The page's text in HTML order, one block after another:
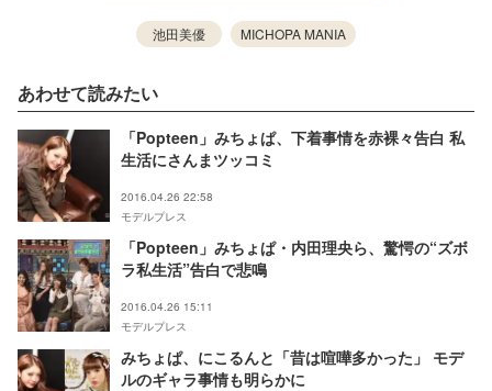
池田美優 MICHOPA MANIA
あわせて読みたい
「Popteen」みちょぱ、下着事情を赤裸々告白 私
生活にさんまツッコミ
2016.04.26 22:58
モデルプレス
「Popteen」みちょぱ・内田理央ら、驚愕の“ズボ
ラ私生活”告白で悲鳴
2016.04.26 15:11
モデルプレス
みちょぱ、にこるんと「昔は喧嘩多かった」 モデ
ルのギャラ事情も明らかに